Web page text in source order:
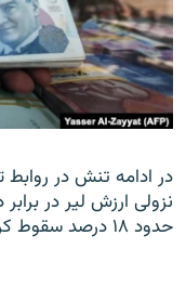
در ادامه تنش در روابط
نزولی ارزش لیر در
حدود ۱۸ درصد سقوط کرد.